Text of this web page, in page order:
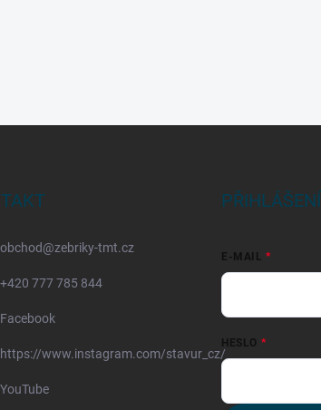
obchod@zebriky-tmt.cz
+420 777 785 844
Facebook
https://www.instagram.com/stavur_cz/
YouTube
PŘIHLÁŠENÍ
E-MAIL
HESLO